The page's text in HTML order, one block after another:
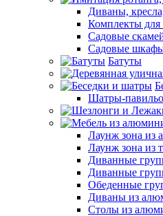
Диваны,
Комплекты для
Садовые
Садовые
Батуты
Шатры-
Лаунж зона из
Лаунж зона из
Диванные
Диванные
Обеденные
Диваны из
Столы из